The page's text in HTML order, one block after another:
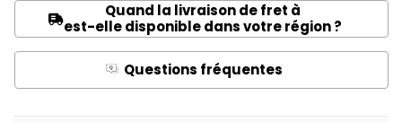
Quand la livraison de fret à
est-elle disponible dans votre région ?
Q Questions fréquentes